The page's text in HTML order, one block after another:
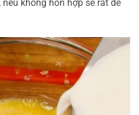
không hỗn hợp sẽ rất dễ